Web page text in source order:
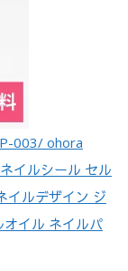
003/ ohora
イルシール セル
イルデザイン ジ
オイル ネイルパ